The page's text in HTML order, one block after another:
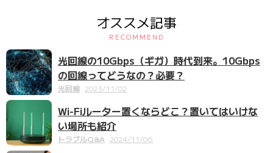
オススメ記事
RECOMMEND
光回線の10Gbps（ギガ）時代到来。10Gbps
の回線ってどうなの？必要？
光回線 2023/11/02
Wi-Fiルーター置くならどこ？置いてはいけな
い場所も紹介
トラブルQ&A 2024/11/06